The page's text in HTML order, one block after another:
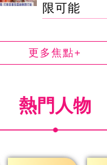
限可能
更多焦點+
熱門人物